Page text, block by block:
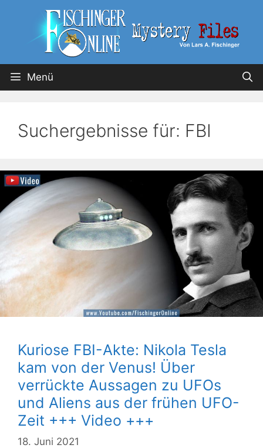
Menü
Suchergebnisse für: FBI
Kuriose FBI-Akte: Nikola Tesla
kam von der Venus! Über
verrückte Aussagen zu UFOs
und Aliens aus der frühen UFO-
Zeit +++ Video +++
18. Juni 2021